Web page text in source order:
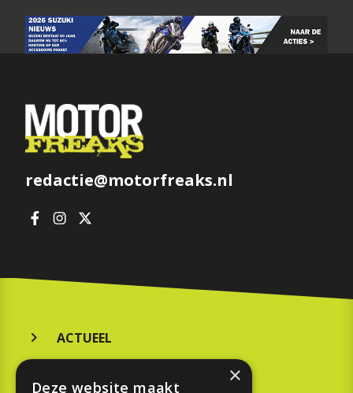
redactie@motorfreaks.nl
ACTUEEL
×
Deze website maakt